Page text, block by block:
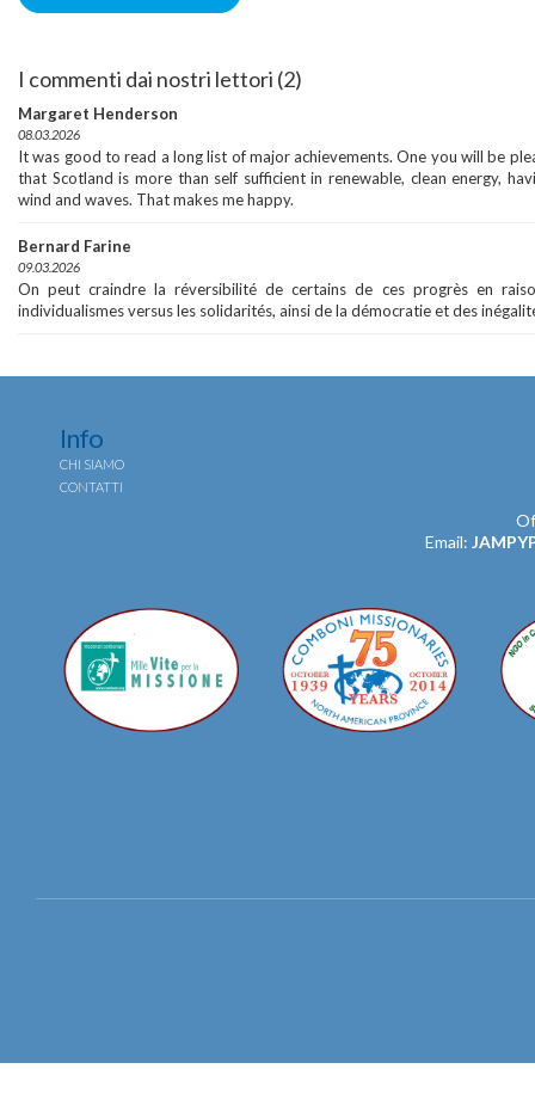
I commenti dai nostri lettori (2)
Margaret Henderson
08.03.2026
It was good to read a long list of major achievements. One you will be
that Scotland is more than self sufficient in renewable, clean energy,
wind and waves. That makes me happy.
Bernard Farine
09.03.2026
On peut craindre la réversibilité de certains de ces progrès en
individualismes versus les solidarités, ainsi de la démocratie et des
Info
CHI SIAMO
CONTATTI
Email: